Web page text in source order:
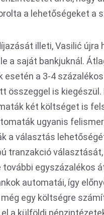
a lehetőségeket a
illeti, Vasilić újra
a saját bankjuknál.
esetén a 3-4
összeggel is
két költséget is
ugyanis
a választás
tranzakció
egyszázalékos
automatái, így
egy költségre
a külföldi